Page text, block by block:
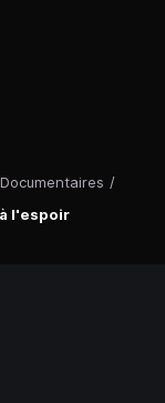
Documentaires /
l'espoir